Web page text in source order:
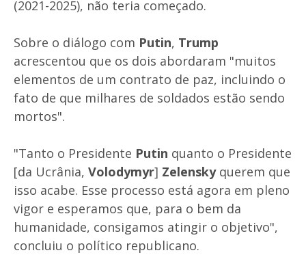
(2021-2025), não teria começado.
Sobre o diálogo com Putin, Trump
acrescentou que os dois abordaram "muitos
elementos de um contrato de paz, incluindo o
fato de que milhares de soldados estão sendo
mortos".
"Tanto o Presidente Putin quanto o Presidente
[da Ucrânia, Volodymyr] Zelensky querem que
isso acabe. Esse processo está agora em pleno
vigor e esperamos que, para o bem da
humanidade, consigamos atingir o objetivo",
concluiu o político republicano.